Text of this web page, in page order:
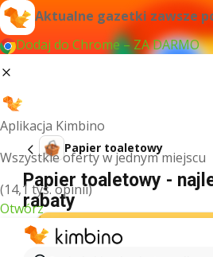
Aktualne gazetki zawsze
Dodaj do Chrome – ZA DARMO
Aplikacja Kimbino
Wszystkie oferty w jednym miejscu
(14,1 tys. opinii)
Otwórz
Papier toaletowy
Papier toaletowy -
rabaty